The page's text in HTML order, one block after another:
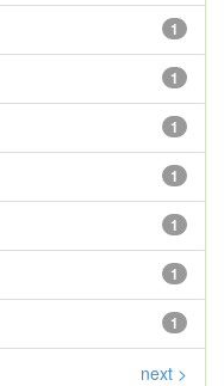
1
1
1
1
1
1
1
next >